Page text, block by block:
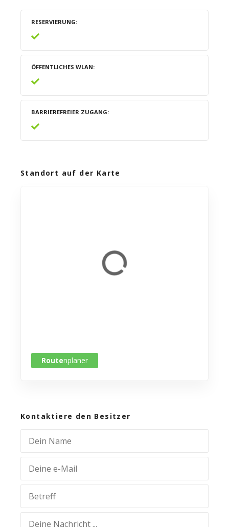
RESERVIERUNG
ÖFFENTLICHES WLAN
BARRIEREFREIER ZUGANG
Standort auf der Karte
Routenplaner
Kontaktiere den Besitzer